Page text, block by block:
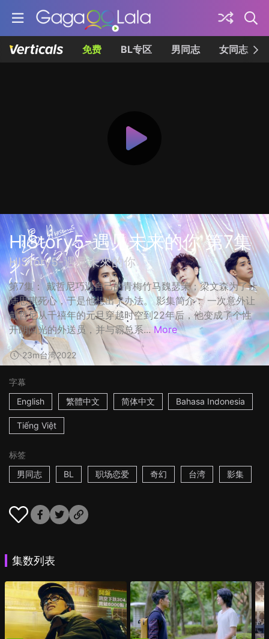
免费 BL专区 男同志 女同志
HIStory5-遇见未来的你 第7集
HIStory5-遇見未來的你
第7集： 戴哲尼巧遇自己的青梅竹马魏瑟茉；梁文森为了让
陆思琪死心，于是他想出了办法。 影集简介： 一次意外让
戴哲尼从千禧年的元旦穿越时空到22年后，他变成了个性
开朗阳光的外送员，并与霸总系... More
23m台湾2022
字幕
English
繁體中文 简体中文 Bahasa Indonesia
Tiếng Việt
标签
男同志
BL 职场恋爱 奇幻 台湾 影集
集数列表